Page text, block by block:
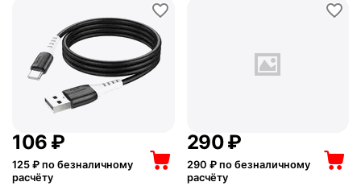
‍106‍ ₽
125 ₽ по безналичному
расчёту
‍290‍₽
290 ₽ по безналичному
расчёту